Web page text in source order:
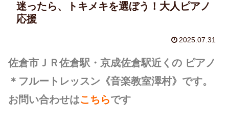
迷ったら、トキメキを選ぼう！大人ピアノ
応援
2025.07.31
佐倉市ＪＲ佐倉駅・京成佐倉駅近くの ピアノ
＊フルートレッスン 《音楽教室澤村》です。
お問い合わせはこちらです